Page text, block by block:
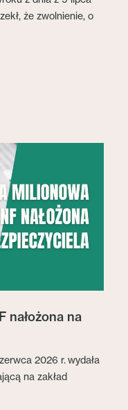
że zwolnienie, o
nałożona na
2026 r. wydała
na zakład